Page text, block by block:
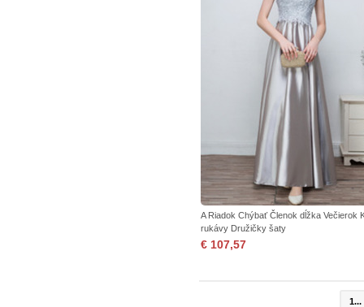
A Riadok Chýbať Členok dĺžka Večierok
rukávy Družičky šaty
€ 107,57
1...